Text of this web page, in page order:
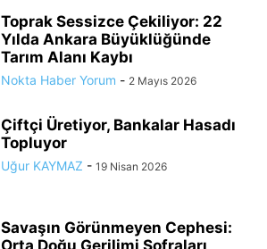
Toprak Sessizce Çekiliyor: 22
Yılda Ankara Büyüklüğünde
Tarım Alanı Kaybı
Nokta Haber Yorum - 2 Mayıs 2026
Çiftçi Üretiyor, Bankalar Hasadı
Topluyor
Uğur KAYMAZ - 19 Nisan 2026
Savaşın Görünmeyen Cephesi: